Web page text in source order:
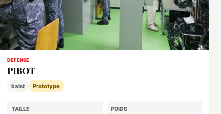
DEFENSE
PIBOT
kaist Prototype
TAILLE POIDS